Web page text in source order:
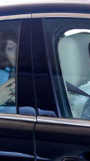
Bình luận